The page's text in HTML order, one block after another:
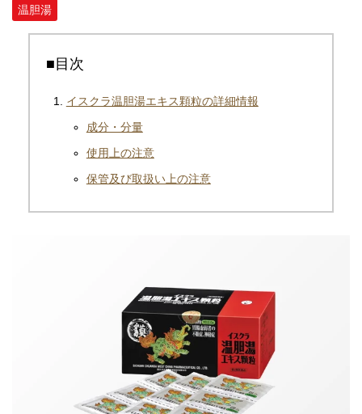
温胆湯
■目次
イスクラ温胆湯エキス顆粒の詳細情報
成分・分量
使用上の注意
保管及び取扱い上の注意